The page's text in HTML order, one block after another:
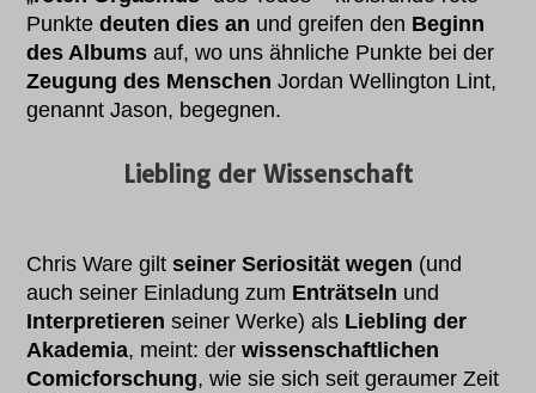
Punktedeuten dies an und greifen den Beginn
des Albums auf, wo uns ähnliche Punkte bei der
Zeugung des Menschen Jordan Wellington Lint,
genannt Jason, begegnen.
Liebling der Wissenschaft
Chris Ware giltseiner Seriosität wegen (und
auch seiner Einladung zum Enträtseln und
Interpretieren seiner Werke) als Liebling der
Akademia, meint: derwissenschaftlichen
Comicforschung, wie sie sich seit geraumer Zeit